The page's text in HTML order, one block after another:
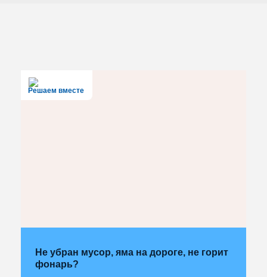
Решаем вместе
Не убран мусор, яма на дороге, не горит
фонарь?